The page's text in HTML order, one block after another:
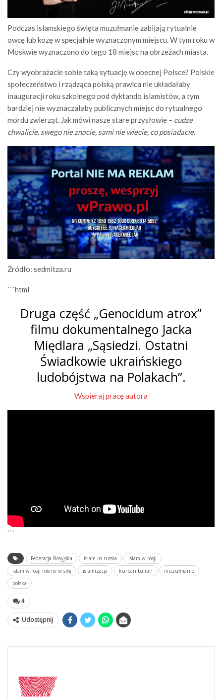
Podczas islamskiego święta muzułmanie zabijają rytualnie
owcę lub kozę w specjalnie wyznaczonym miejscu. W tym roku w
Moskwie wyznaczono do tego 18 miejsc na obrzeżach miasta.
Czy wyobrażacie sobie taką sytuację w obecnej Polsce? Polskie
społeczeństwo i rządząca polską prawica nie układałaby
inauguracji roku szkolnego pod dyktando islamistów, a tym
bardziej nie wyznaczałaby publicznych miejsc do rytualnego
mordu zwierząt. Jak mówi nasze stare przysłowie – cudze
chwalicie, swego nie znacie, sami nie wiecie, co posiadacie.
Źródło: sedmitza.ru
```html
Druga część „Genocidum atrox”
filmu dokumentalnego Jacka
Międlara „Sąsiedzi. Ostatni
Świadkowie ukraińskiego
ludobójstwa na Polakach”.
Wspieraj pracę autora
```
Federacja Rosyjska islam in russia
islam w rosji
islam w rosji rośnie w siłę
islamizacja kurban bajran
muzułmanie
polska
4
Udostępnij